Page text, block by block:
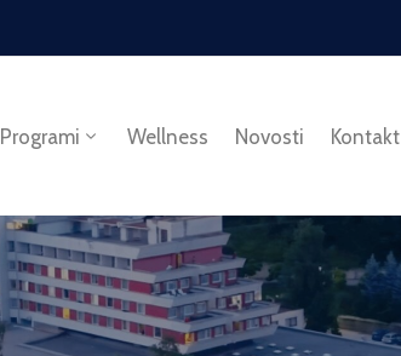
Programi Wellness Novosti Kontakt